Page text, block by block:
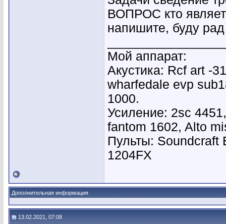
ВОПРОС кто
напишите, буду
Мой аппарат:
Акустика: Rcf art -
wharfedale evp
1000.
Усиление: 2sc
fantom 1602, Alto
Пульты: Soundcraft
1204FX
Дополнительная информация
13.02.2021, 07:08